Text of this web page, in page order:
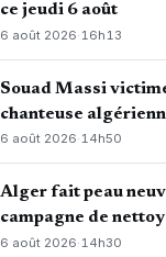
ce jeudi 6 août
6 août 2026·16h13
Souad Massi
chanteuse
6 août 2026·14h50
Alger fait peau
campagne de
6 août 2026·14h30